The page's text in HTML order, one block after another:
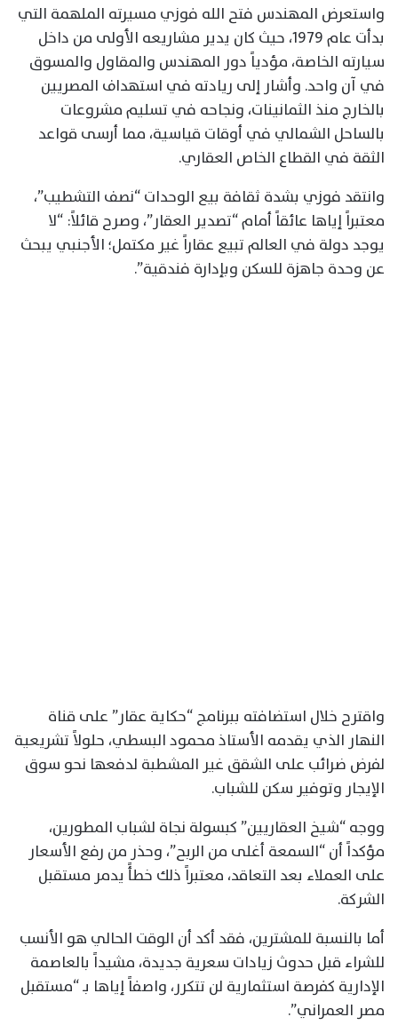
واستعرض المهندس فتح الله فوزي مسيرته الملهمة التي
بدأت عام 1979، حيث كان يدير مشاريعه الأولى من داخل
سيارته الخاصة، مؤدياً دور المهندس والمقاول والمسوق
في آن واحد. وأشار إلى ريادته في استهداف المصريين
بالخارج منذ الثمانينات، ونجاحه في تسليم مشروعات
بالساحل الشمالي في أوقات قياسية، مما أرسى قواعد
الثقة في القطاع الخاص العقاري.
وانتقد فوزي بشدة ثقافة بيع الوحدات “نصف التشطيب”،
معتبراً إياها عائقاً أمام “تصدير العقار”، وصرح قائلاً: “لا
يوجد دولة في العالم تبيع عقاراً غير مكتمل؛ الأجنبي يبحث
عن وحدة جاهزة للسكن وبإدارة فندقية”.
واقترح خلال استضافته ببرنامج “حكاية عقار” على قناة
النهار الذي يقدمه الأستاذ محمود البسطي، حلولاً تشريعية
لفرض ضرائب على الشقق غير المشطبة لدفعها نحو سوق
الإيجار وتوفير سكن للشباب.
ووجه “شيخ العقاريين” كبسولة نجاة لشباب المطورين،
مؤكداً أن “السمعة أغلى من الربح”، وحذر من رفع الأسعار
على العملاء بعد التعاقد، معتبراً ذلك خطأً يدمر مستقبل
الشركة.
أما بالنسبة للمشترين، فقد أكد أن الوقت الحالي هو الأنسب
للشراء قبل حدوث زيادات سعرية جديدة، مشيداً بالعاصمة
الإدارية كفرصة استثمارية لن تتكرر، واصفاً إياها بـ “مستقبل
مصر العمراني”.